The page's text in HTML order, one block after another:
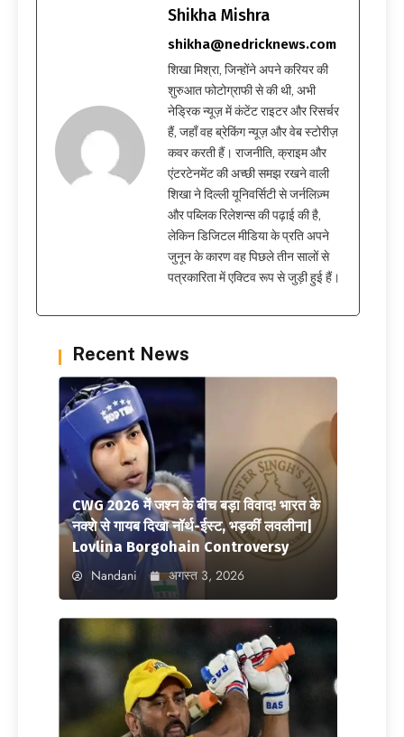
Shikha Mishra
shikha@nedricknews.com
शिखा मिश्रा, जिन्होंने अपने करियर की
शुरुआत फोटोग्राफी से की थी, अभी
नेड्रिक न्यूज़ में कंटेंट राइटर और रिसर्चर
हैं, जहाँ वह ब्रेकिंग न्यूज़ और वेब स्टोरीज़
कवर करती हैं। राजनीति, क्राइम और
एंटरटेनमेंट की अच्छी समझ रखने वाली
शिखा ने दिल्ली यूनिवर्सिटी से जर्नलिज़्म
और पब्लिक रिलेशन्स की पढ़ाई की है,
लेकिन डिजिटल मीडिया के प्रति अपने
जुनून के कारण वह पिछले तीन सालों से
पत्रकारिता में एक्टिव रूप से जुड़ी हुई हैं।
Recent News
CWG 2026 में जश्न के बीच बड़ा विवाद! भारत के
नक्शे से गायब दिखा नॉर्थ-ईस्ट, भड़कीं लवलीना|
Lovlina Borgohain Controversy
Nandani अगस्त 3, 2026